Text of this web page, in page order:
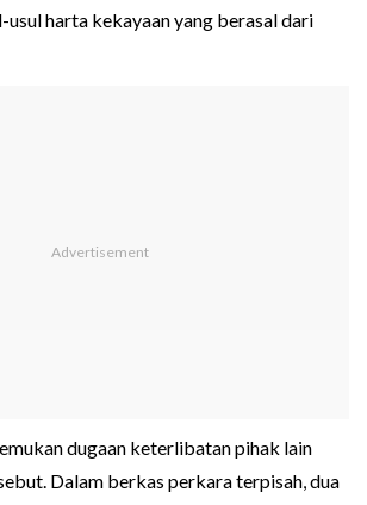
usul harta kekayaan yang berasal dari
dugaan keterlibatan pihak lain
Dalam berkas perkara terpisah, dua